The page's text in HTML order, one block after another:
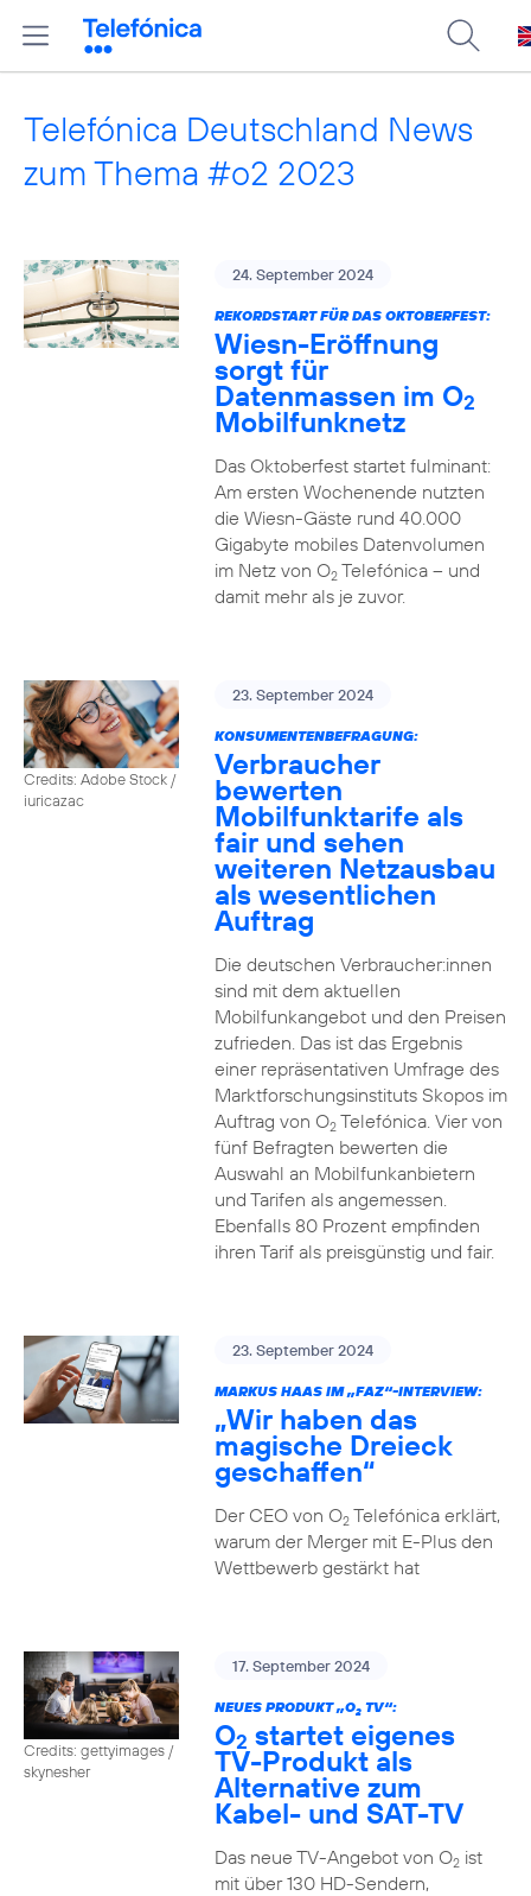
Telefónica Deutschland News
zum Thema #o2 2023
24. September 2024
REKORDSTART FÜR DAS OKTOBERFEST:
Wiesn-Eröffnung
sorgt für
Datenmassen im O2
Mobilfunknetz
Das Oktoberfest startet fulminant:
Am ersten Wochenende nutzten
die Wiesn-Gäste rund 40.000
Gigabyte mobiles Datenvolumen
im Netz von O2Telefónica – und
damit mehr als je zuvor.
Credits: Adobe Stock /
iuricazac
23. September 2024
KONSUMENTENBEFRAGUNG:
Verbraucher
bewerten
Mobilfunktarife als
fair und sehen
weiteren Netzausbau
als wesentlichen
Auftrag
Die deutschen Verbraucher:innen
sind mit dem aktuellen
Mobilfunkangebot und den Preisen
zufrieden. Das ist das Ergebnis
einer repräsentativen Umfrage des
Marktforschungsinstituts Skopos im
Auftrag von O2Telefónica. Vier von
fünf Befragten bewerten die
Auswahl an Mobilfunkanbietern
und Tarifen als angemessen.
Ebenfalls 80 Prozent empfinden
ihren Tarif als preisgünstig und fair.
23. September 2024
MARKUS HAAS IM „FAZ“-INTERVIEW:
„Wir haben das
magische Dreieck
geschaffen“
Der CEO von O2Telefónica erklärt,
warum der Merger mit E-Plus den
Wettbewerb gestärkt hat
Credits: gettyimages /
skynesher
17. September 2024
NEUES PRODUKT „O2TV“:
O2 startet eigenes
TV-Produkt als
Alternative zum
Kabel- und SAT-TV
Das neue TV-Angebot von O2ist
mit über 130 HD-Sendern,